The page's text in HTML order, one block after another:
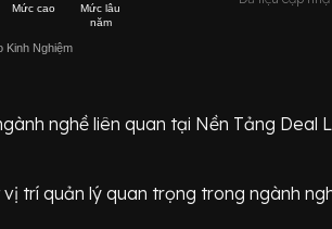
Kinh Nghiệm
Mức cao
Mức lâu
năm
nghề liên quan tại Nền Tảng Deal
vị trí quản lý quan trọng trong ngành